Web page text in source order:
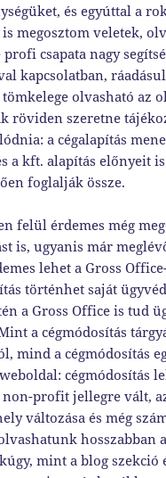
és egyúttal a
megosztom veletek,
csapata nagy
kapcsolatban,
tömkelege olvasható az
röviden szeretne
a cégalapítás
a kft. alapítás előnyeit
foglalják össze.
felül érdemes még
is, ugyanis már
lehet a Gross
történhet saját
a Gross Office is tud
a cégmódosítás
mind a cégmódosítás
cégmódosítás
profit jellegre vált,
változása és még
hosszabban
mint a blog szekció